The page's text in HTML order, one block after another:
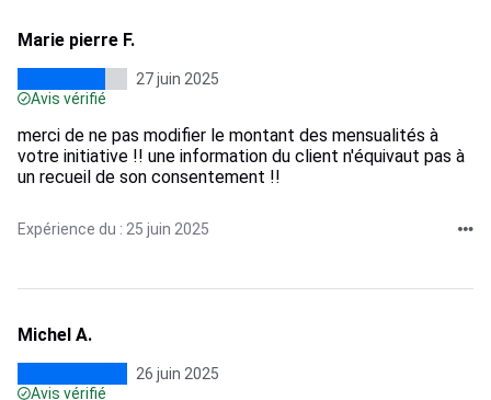
Marie pierre F.
27 juin 2025
Avis vérifié
merci de ne pas modifier le montant des mensualités à
votre initiative !! une information du client n'équivaut pas à
un recueil de son consentement !!
Expérience du : 25 juin 2025
Michel A.
26 juin 2025
Avis vérifié